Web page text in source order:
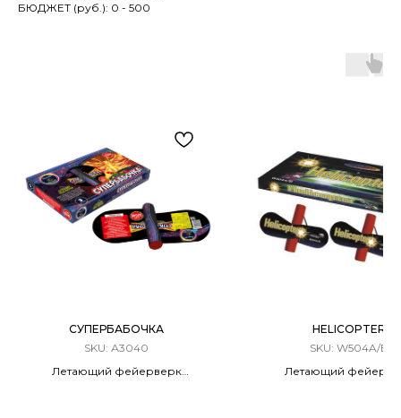
БЮДЖЕТ (руб.): 0 - 500
СУПЕРБАБОЧКА
SKU: А3040
Летающий фейерверк
HELICOPTER
SKU: W504A/B
Летающий